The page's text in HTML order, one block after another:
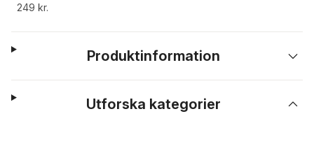
249 kr.
Produktinformation
Utforska kategorier